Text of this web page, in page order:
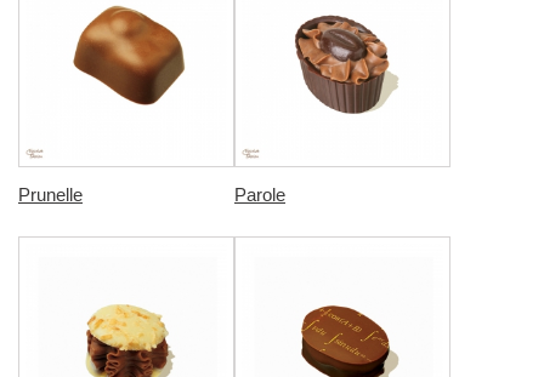
Prunelle Parole